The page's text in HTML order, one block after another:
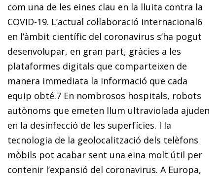
com una de les eines clau en la lluita contra la
COVID-19. L’actual col·laboració internacional6
en l’àmbit científic del coronavirus s’ha pogut
desenvolupar, en gran part, gràcies a les
plataformes digitals que comparteixen de
manera immediata la informació que cada
equip obté.7 En nombrosos hospitals, robots
autònoms que emeten llum ultraviolada ajuden
en la desinfecció de les superfícies. I la
tecnologia de la geolocalització dels telèfons
mòbils pot acabar sent una eina molt útil per
contenir l’expansió del coronavirus. A Europa,